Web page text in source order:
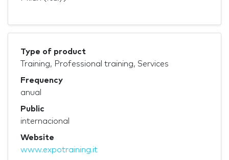
Type of product
Training, Professional training, Services
Frequency
anual
Public
internacional
Website
www.expotraining.it